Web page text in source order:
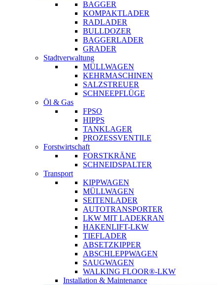
BAGGER
KOMPAKTLADER
RADLADER
BULLDOZER
BAGGERLADER
GRADER
Stadtverwaltung
MÜLLWAGEN
KEHRMASCHINEN
SALZSTREUER
SCHNEEPFLÜGE
Öl & Gas
FPSO
HIPPS
TANKLAGER
PROZESSVENTILE
Forstwirtschaft
FORSTKRÄNE
SCHNEIDSPALTER
Transport
KIPPWAGEN
MÜLLWAGEN
SEITENLADER
AUTOTRANSPORTER
LKW MIT LADEKRAN
HAKENLIFT-LKW
TIEFLADER
ABSETZKIPPER
ABSCHLEPPWAGEN
SAUGWAGEN
WALKING FLOOR®-LKW
Installation & Maintenance